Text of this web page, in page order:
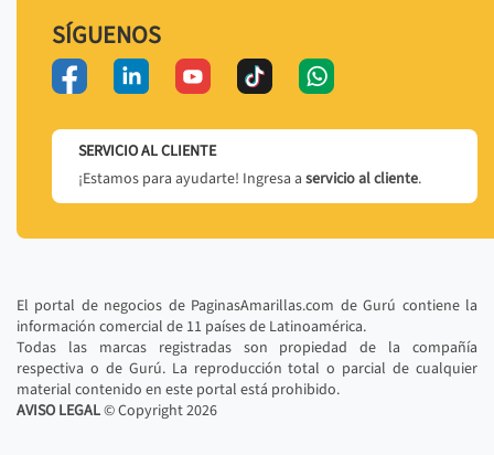
SÍGUENOS
SERVICIO AL CLIENTE
¡Estamos para ayudarte! Ingresa a servicio al cliente.
El portal de negocios de PaginasAmarillas.com de Gurú contiene la
información comercial de 11 países de Latinoamérica.
Todas las marcas registradas son propiedad de la compañía
respectiva o de Gurú. La reproducción total o parcial de cualquier
material contenido en este portal está prohibido.
AVISO LEGAL© Copyright2026